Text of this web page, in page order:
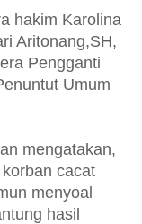
hakim Karolina
Aritonang,SH,
Pengganti
Umum
mengatakan,
cacat
menyoal
hasil